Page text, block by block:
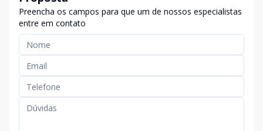
Preencha os campos para que um de nossos especialistas
entre em contato